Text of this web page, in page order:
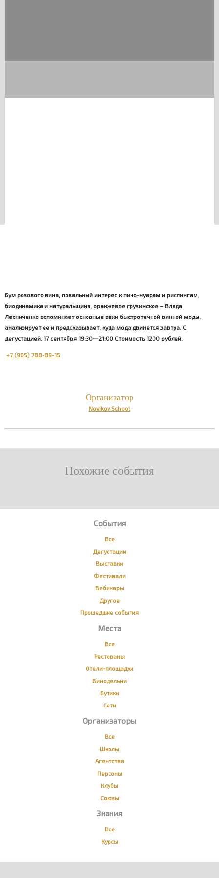
Бум розового вина, повальный интерес к пино-нуарам и рислингам,
биодинамика и натуральщина, оранжевое грузинское – Влада
Лесниченко вспоминает основные вехи быстротечной винной моды,
анализирует ее и предсказывает, куда мода двинется завтра. С
дегустацией. 17 сентября 19:30—21:00 Стоимость 1200 рублей.
+7 (905) 788-89-15
Организатор
Novikov School
Похожие события
События
Все
Дегустации
Выставки
Фестивали
Вебинары
Другое
Прошедшие события
Места
Все
Рестораны
Отели-площадки
Винодельни
Бутики
Сети
Организаторы
Все
Школы
Агентства
Персоны
Клубы
Союзы
Знания
Все
Курсы